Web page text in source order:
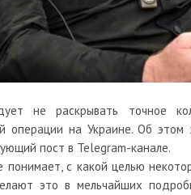
не раскрывать точное
операции на Украине. Об этом
пост в Telegram-канале.
с какой целью
это в мельчайших